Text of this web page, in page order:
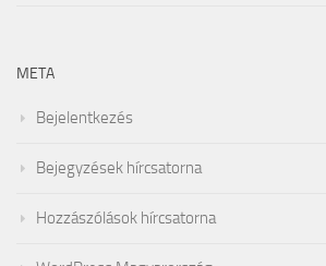
META
Bejelentkezés
Bejegyzések hírcsatorna
Hozzászólások hírcsatorna